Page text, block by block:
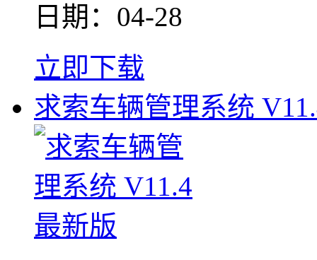
日期：04-28
立即下载
求索车辆管理系统